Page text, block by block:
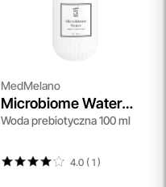
MedMelano
Microbiome Water
Prebiotic Repair Toner
Woda prebiotyczna 100 ml
4.0 ( 1)